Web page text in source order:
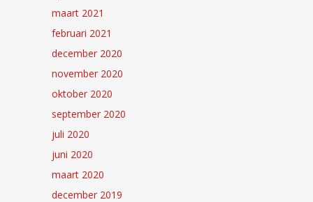
maart 2021
februari 2021
december 2020
november 2020
oktober 2020
september 2020
juli 2020
juni 2020
maart 2020
december 2019